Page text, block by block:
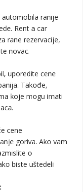
automobila ranije
Rent a car
rane rezervacije,
novac.
uporedite cene
Takođe,
koje mogu imati
cene
goriva. Ako vam
o
biste uštedeli